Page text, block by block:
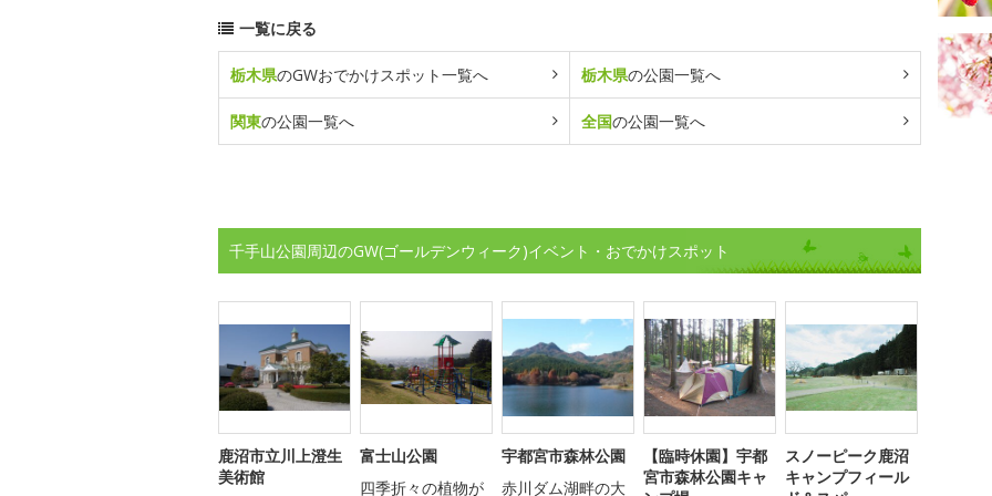
一覧に戻る
栃木県のGWおでかけスポット一覧へ 栃木県の公園一覧へ
関東の公園一覧へ 全国の公園一覧へ
千手山公園周辺のGW(ゴールデンウィーク)イベント・おでかけスポット
鹿沼市立川上澄生
美術館
富士山公園
四季折々の植物が
宇都宮市森林公園
赤川ダム湖畔の大
【臨時休園】宇都
宮市森林公園キャ
スノーピーク鹿沼
キャンプフィール